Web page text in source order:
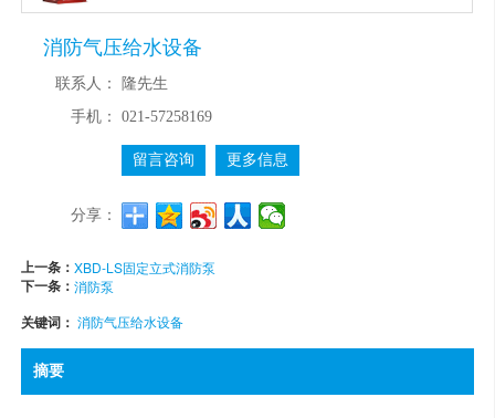
消防气压给水设备
联系人：
隆先生
手机：
021-57258169
留言咨询 更多信息
分享：
上一条：XBD-LS固定立式消防泵
下一条：消防泵
关键词：消防气压给水设备
摘要